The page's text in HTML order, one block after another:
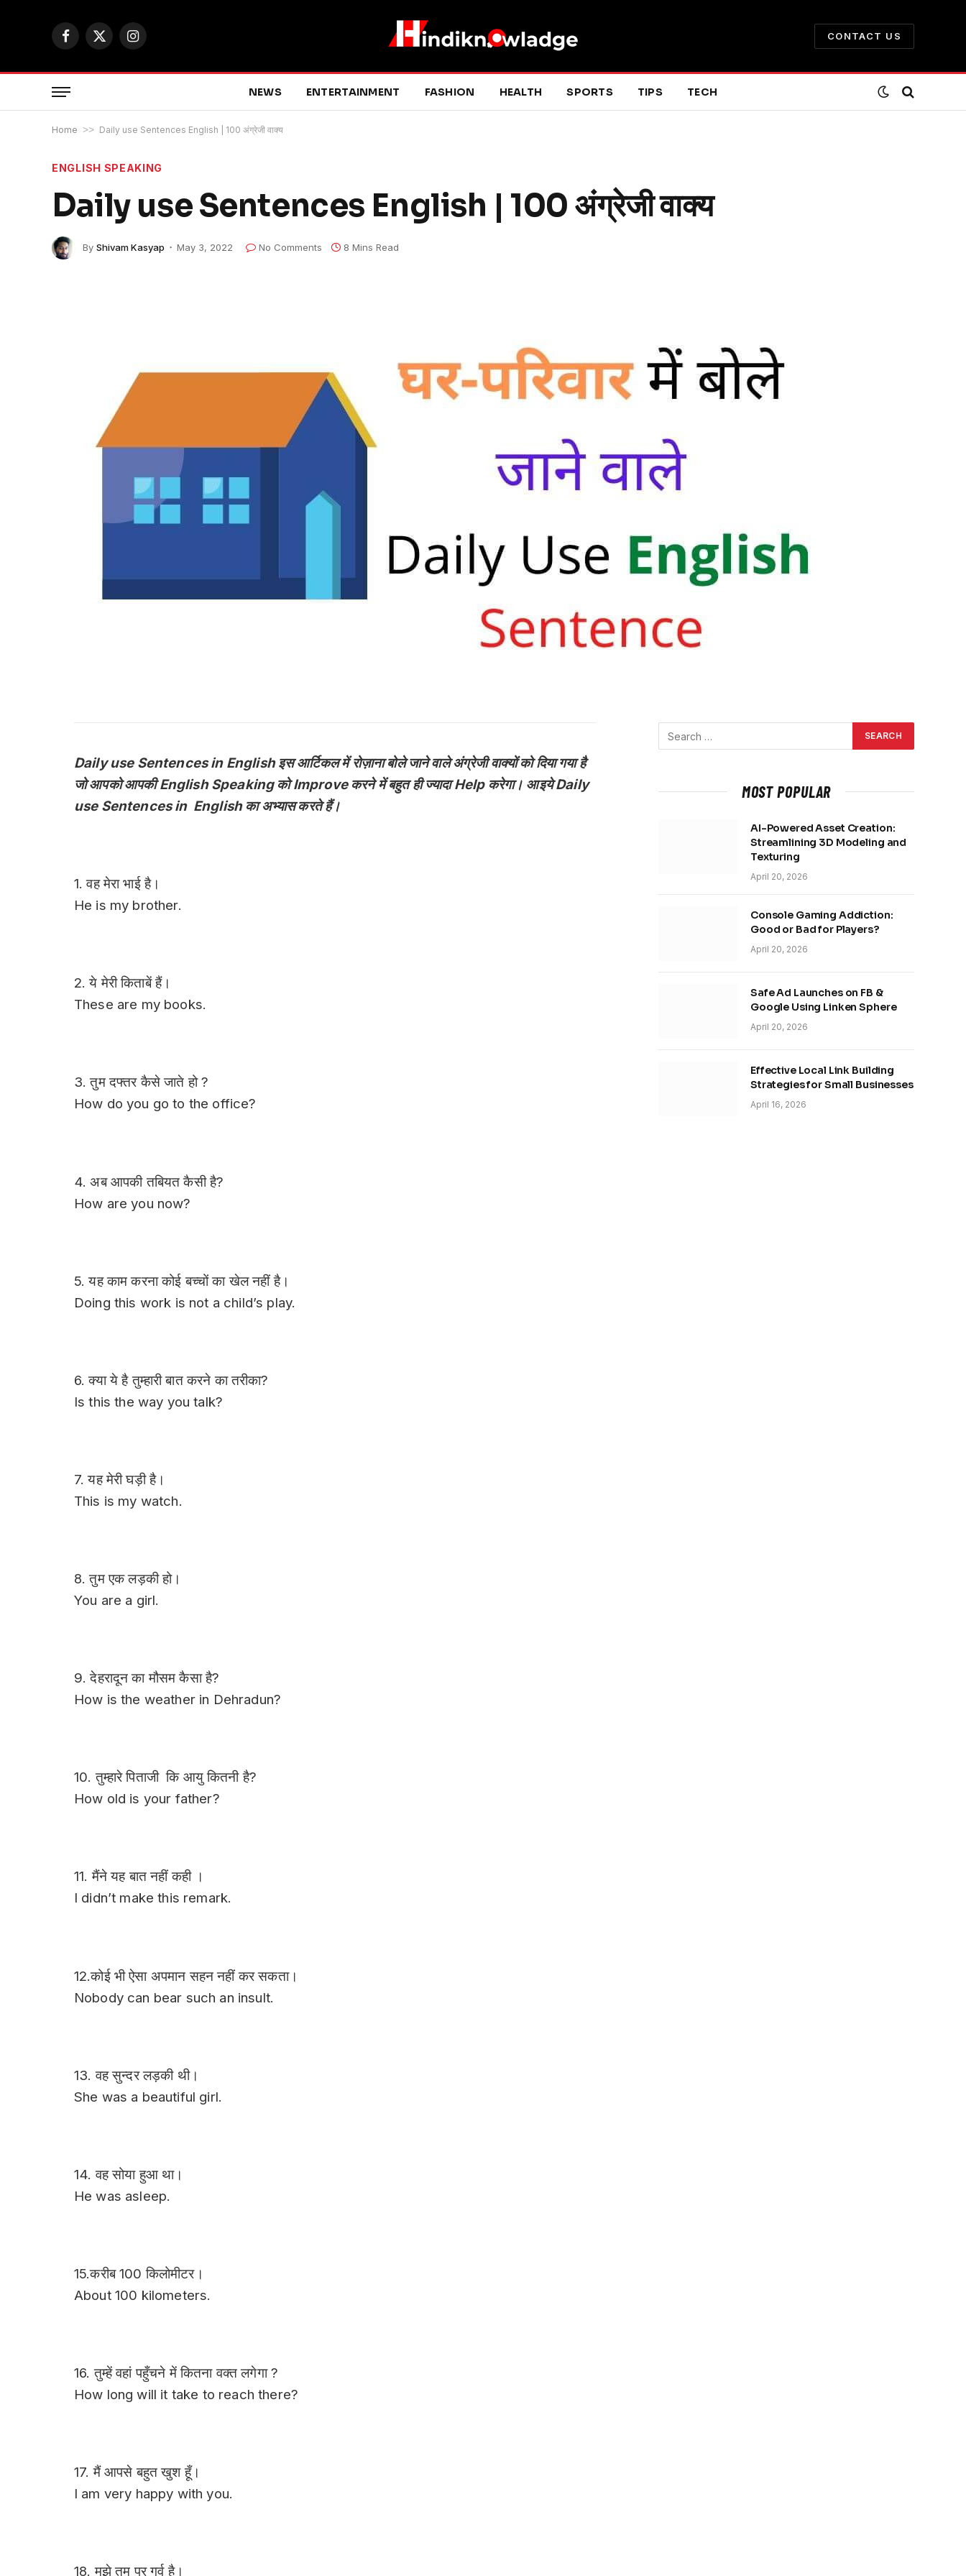
Facebook
X
Instagram
CONTACT US
NEWS ENTERTAINMENT FASHION HEALTH SPORTS TIPS TECH
Home >> Daily use Sentences English | 100 अंग्रेजी वाक्य
ENGLISH SPEAKING
Daily use Sentences English | 100 अंग्रेजी वाक्य
By Shivam Kasyap May 3, 2022 No Comments 8 Mins Read
Daily use Sentences in English इस आर्टिकल में रोज़ाना बोले जाने वाले अंग्रेजी वाक्यों को दिया गया है
जो आपको आपकी English Speaking को Improve करने में बहुत ही ज्यादा Help करेगा। आइये Daily
use Sentences in English का अभ्यास करते हैं।
1. वह मेरा भाई है।
He is my brother.
2. ये मेरी किताबें हैं।
These are my books.
3. तुम दफ्तर कैसे जाते हो ?
How do you go to the office?
4. अब आपकी तबियत कैसी है?
How are you now?
5. यह काम करना कोई बच्चों का खेल नहीं है।
Doing this work is not a child’s play.
6. क्या ये है तुम्हारी बात करने का तरीका?
Is this the way you talk?
7. यह मेरी घड़ी है।
This is my watch.
8. तुम एक लड़की हो।
You are a girl.
9. देहरादून का मौसम कैसाहै?
How is the weather in Dehradun?
10. तुम्हारे पिताजी कि आयु कितनी है?
How old is your father?
11. मैंने यह बात नहीं कही ।
I didn’t make this remark.
12.कोई भी ऐसा अपमान सहन नहीं कर सकता।
Nobody can bear such an insult.
13. वह सुन्दर लड़की थी।
She was a beautiful girl.
14. वह सोया हुआ था।
He was asleep.
15.करीब 100 किलोमीटर।
About 100 kilometers.
16. तुम्हें वहां पहुँचने में कितना वक्त लगेगा ?
How long will it take to reach there?
17. मैं आपसे बहुत खुश हूँ।
I am very happy with you.
18. मुझे तुम पर गर्व है।
MOST POPULAR
AI-Powered Asset Creation:
Streamlining 3D Modeling and
Texturing
April 20, 2026
Console Gaming Addiction:
Good or Bad for Players?
April 20, 2026
Safe Ad Launches on FB &
Google Using Linken Sphere
April 20, 2026
Effective Local Link Building
Strategies for Small Businesses
April 16, 2026